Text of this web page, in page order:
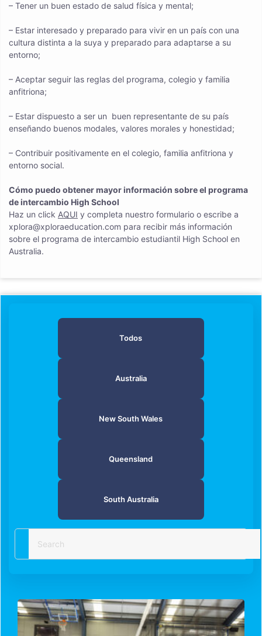
– Tener un buen estado de salud física y mental;
– Estar interesado y preparado para vivir en un país con una
cultura distinta a la suya y preparado para adaptarse a su
entorno;
– Aceptar seguir las reglas del programa, colegio y familia
anfitriona;
– Estar dispuesto a ser un buen representante de su país
enseñando buenos modales, valores morales y honestidad;
– Contribuir positivamente en el colegio, familia anfitriona y
entorno social.
Cómo puedo obtener mayor información sobre el programa
de intercambio High School
Haz un click AQUI y completa nuestro formulario o escribe a
xplora@xploraeducation.com para recibir más información
sobre el programa de intercambio estudiantil High School en
Australia.
Todos
Australia
New South Wales
Queensland
South Australia